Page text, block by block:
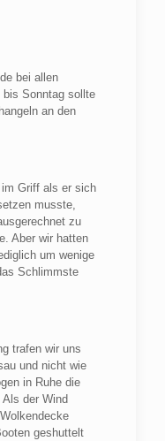
bei allen
bis Sonntag sollte
an den
Griff als er sich
musste,
zu
Aber wir hatten
um wenige
Schlimmste
trafen wir uns
und nicht wie
in Ruhe die
der Wind
geshuttelt